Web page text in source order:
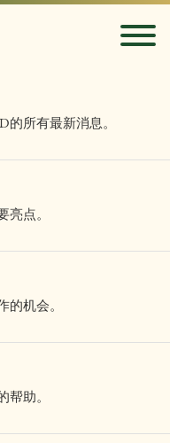
的所有最新消息。
亮点。
的机会。
帮助。